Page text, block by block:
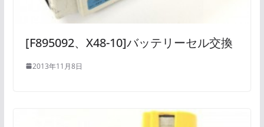
[F895092、X48-10]バッテリーセル交換
2013年11月8日